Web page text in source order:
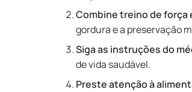
Combine treino de força
gordura e a preservação
Siga as instruções do
de vida saudável.
Preste atenção à